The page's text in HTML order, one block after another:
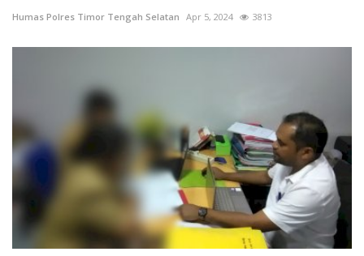
Humas Polres Timor Tengah Selatan Apr 5, 2024 3813